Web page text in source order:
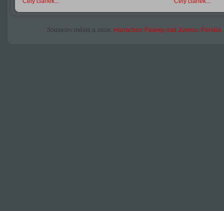
Sousední města a obce: Harrachov, Paseky nad Jizerou, Poniklá,